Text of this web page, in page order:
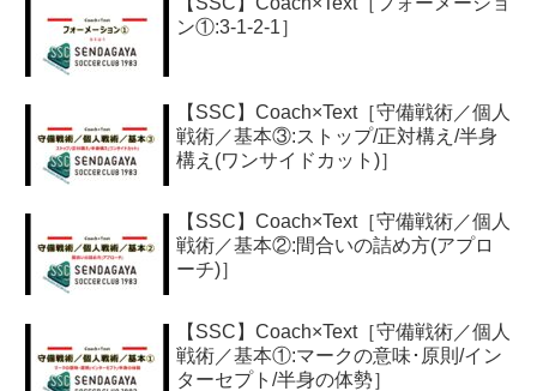
ン①:3-1-2-1］
【SSC】Coach×Text［守備戦術／個人
戦術／基本③:ストップ/正対構え/半身
構え(ワンサイドカット)］
【SSC】Coach×Text［守備戦術／個人
戦術／基本②:間合いの詰め方(アプロ
ーチ)］
【SSC】Coach×Text［守備戦術／個人
戦術／基本①:マークの意味･原則/イン
ターセプト/半身の体勢］